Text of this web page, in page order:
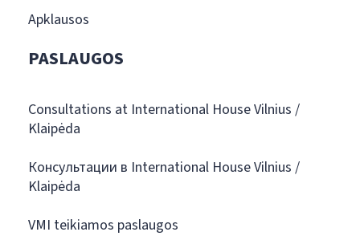
Apklausos
PASLAUGOS
Consultations at International House Vilnius /
Klaipėda
Консультации в International House Vilnius /
Klaipėda
VMI teikiamos paslaugos